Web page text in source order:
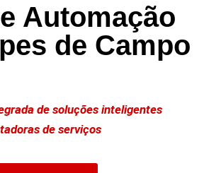
Automação
de Campo
de soluções inteligentes
de serviços